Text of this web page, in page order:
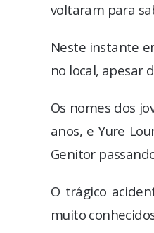
voltaram para
Neste instante
no local, apesar
Os nomes dos
anos, e Yure
Genitor
O trágico
muito